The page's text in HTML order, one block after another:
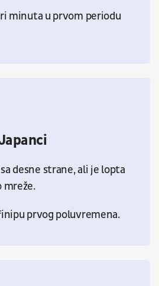
minuta u prvom periodu
desne strane, ali je lopta
mreže.
prvog poluvremena.